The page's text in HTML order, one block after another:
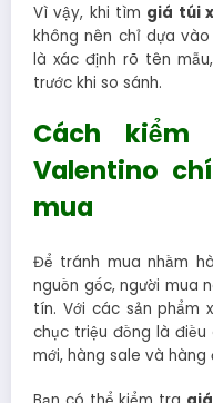
Vì vậy, khi tìm giá túi
không nên chỉ dựa
là xác định rõ tên
trước khi so sánh.
Cách
Valentino
mua
Để tránh mua nhầm
nguồn gốc, người mua
tín. Với các sản phẩm
chục triệu đồng là
mới, hàng sale và hàng